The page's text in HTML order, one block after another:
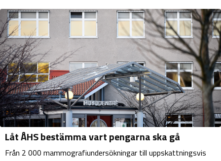
Låt ÅHS bestämma vart pengarna ska gå
Från 2 000 mammografiundersökningar till uppskattningsvis